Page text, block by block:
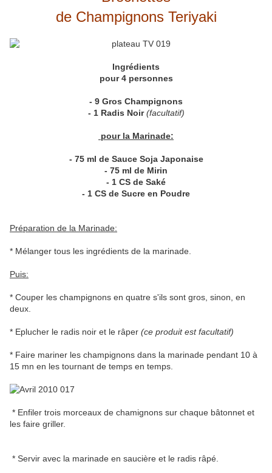
de Champignons Teriyaki
Ingrédients
pour 4 personnes
- 9 Gros Champignons
- 1 Radis Noir (facultatif)
pour la Marinade:
- 75 ml de Sauce Soja Japonaise
- 75 ml de Mirin
- 1 CS de Saké
- 1 CS de Sucre en Poudre
Préparation de la Marinade:
* Mélanger tous les ingrédients de la marinade.
Puis:
* Couper les champignons en quatre s'ils sont gros, sinon, en
deux.
* Eplucher le radis noir et le râper (ce produit est facultatif)
* Faire mariner les champignons dans la marinade pendant 10 à
15 mn en les tournant de temps en temps.
* Enfiler trois morceaux de chamignons sur chaque bâtonnet et
les faire griller.
* Servir avec la marinade en saucière et le radis râpé.